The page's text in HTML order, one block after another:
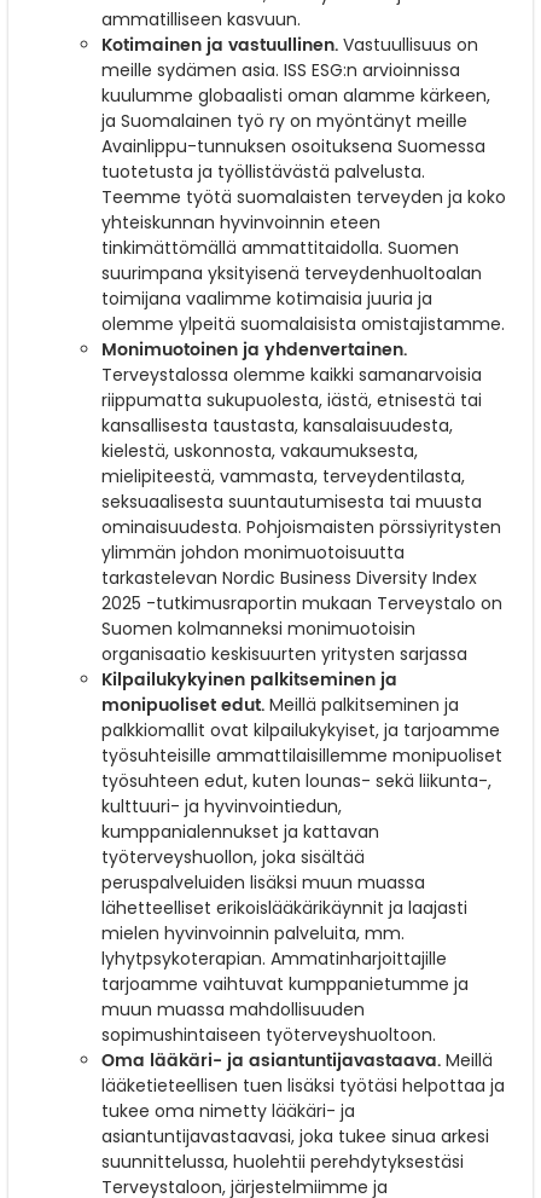
ammatilliseen kasvuun.
Kotimainen ja vastuullinen. Vastuullisuus on
meille sydämen asia. ISS ESG:n arvioinnissa
kuulumme globaalisti oman alamme kärkeen,
ja Suomalainen työ ry on myöntänyt meille
Avainlippu-tunnuksen osoituksena Suomessa
tuotetusta ja työllistävästä palvelusta.
Teemme työtä suomalaisten terveyden ja koko
yhteiskunnan hyvinvoinnin eteen
tinkimättömällä ammattitaidolla. Suomen
suurimpana yksityisenä terveydenhuoltoalan
toimijana vaalimme kotimaisia juuria ja
olemme ylpeitä suomalaisista omistajistamme.
Monimuotoinen ja yhdenvertainen.
Terveystalossa olemme kaikki samanarvoisia
riippumatta sukupuolesta, iästä, etnisestä tai
kansallisesta taustasta, kansalaisuudesta,
kielestä, uskonnosta, vakaumuksesta,
mielipiteestä, vammasta, terveydentilasta,
seksuaalisesta suuntautumisesta tai muusta
ominaisuudesta. Pohjoismaisten pörssiyritysten
ylimmän johdon monimuotoisuutta
tarkastelevan Nordic Business Diversity Index
2025 -tutkimusraportin mukaan Terveystalo on
Suomen kolmanneksi monimuotoisin
organisaatio keskisuurten yritysten sarjassa
Kilpailukykyinen palkitseminen ja
monipuoliset edut. Meillä palkitseminen ja
palkkiomallit ovat kilpailukykyiset, ja tarjoamme
työsuhteisille ammattilaisillemme monipuoliset
työsuhteen edut, kuten lounas- sekä liikunta-,
kulttuuri- ja hyvinvointiedun,
kumppanialennukset ja kattavan
työterveyshuollon, joka sisältää
peruspalveluiden lisäksi muun muassa
lähetteelliset erikoislääkärikäynnit ja laajasti
mielen hyvinvoinnin palveluita, mm.
lyhytpsykoterapian. Ammatinharjoittajille
tarjoamme vaihtuvat kumppanietumme ja
muun muassa mahdollisuuden
sopimushintaiseen työterveyshuoltoon.
Oma lääkäri- ja asiantuntijavastaava. Meillä
lääketieteellisen tuen lisäksi työtäsi helpottaa ja
tukee oma nimetty lääkäri- ja
asiantuntijavastaavasi, joka tukee sinua arkesi
suunnittelussa, huolehtii perehdytyksestäsi
Terveystaloon, järjestelmiimme ja